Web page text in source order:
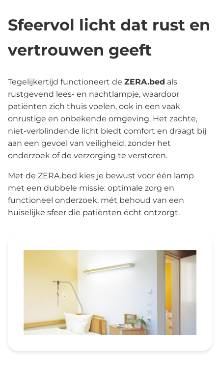
Sfeervol licht dat rust en
vertrouwen geeft
Tegelijkertijd functioneert de ZERA.bed als
rustgevend lees- en nachtlampje, waardoor
patiënten zich thuis voelen, ook in een vaak
onrustige en onbekende omgeving. Het zachte,
niet-verblindende licht biedt comfort en draagt bij
aan een gevoel van veiligheid, zonder het
onderzoek of de verzorging te verstoren.
Met de ZERA.bed kies je bewust voor één lamp
met een dubbele missie: optimale zorg en
functioneel onderzoek, mét behoud van een
huiselijke sfeer die patiënten écht ontzorgt.